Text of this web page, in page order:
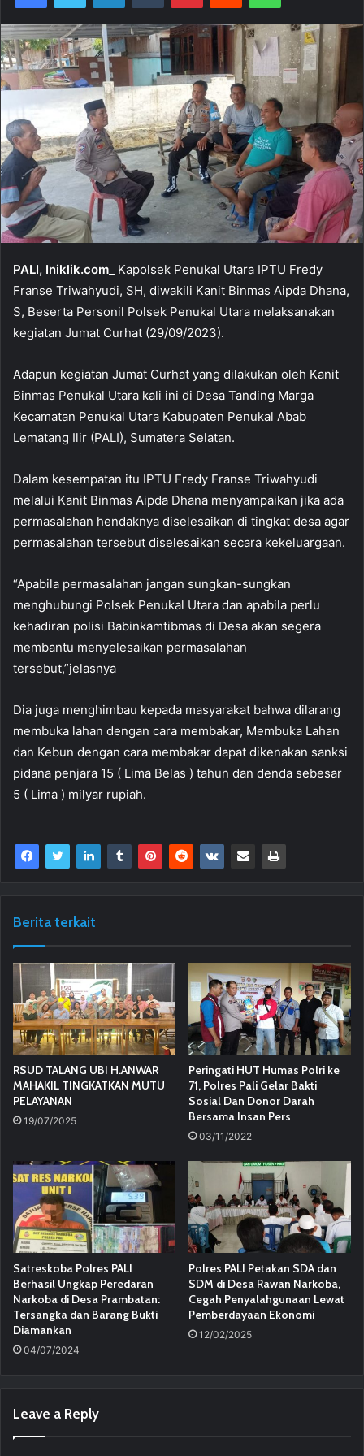
PALI, Iniklik.com_
Kapolsek Penukal Utara IPTU Fredy
Franse Triwahyudi, SH, diwakili Kanit Binmas Aipda Dhana,
S, Beserta Personil Polsek Penukal Utara melaksanakan
kegiatan Jumat Curhat (29/09/2023).
Adapun kegiatan Jumat Curhat yang dilakukan oleh Kanit
Binmas Penukal Utara kali ini di Desa Tanding Marga
Kecamatan Penukal Utara Kabupaten Penukal Abab
Lematang Ilir (PALI), Sumatera Selatan.
Dalam kesempatan itu IPTU Fredy Franse Triwahyudi
melalui Kanit Binmas Aipda Dhana menyampaikan jika ada
permasalahan hendaknya diselesaikan di tingkat desa agar
permasalahan tersebut diselesaikan secara kekeluargaan.
“Apabila permasalahan jangan sungkan-sungkan
menghubungi Polsek Penukal Utara dan apabila perlu
kehadiran polisi Babinkamtibmas di Desa akan segera
membantu menyelesaikan permasalahan
tersebut,”jelasnya
Dia juga menghimbau kepada masyarakat bahwa dilarang
membuka lahan dengan cara membakar, Membuka Lahan
dan Kebun dengan cara membakar dapat dikenakan sanksi
pidana penjara 15 ( Lima Belas ) tahun dan denda sebesar
5 ( Lima ) milyar rupiah.
Berita terkait
RSUD TALANG UBI H.ANWAR
MAHAKIL TINGKATKAN MUTU
PELAYANAN
19/07/2025
Peringati HUT Humas Polri ke
71, Polres Pali Gelar Bakti
Sosial Dan Donor Darah
Bersama Insan Pers
03/11/2022
Satreskoba Polres PALI
Berhasil Ungkap Peredaran
Narkoba di Desa Prambatan:
Tersangka dan Barang Bukti
Diamankan
04/07/2024
Polres PALI Petakan SDA dan
SDM di Desa Rawan Narkoba,
Cegah Penyalahgunaan Lewat
Pemberdayaan Ekonomi
12/02/2025
Leave a Reply